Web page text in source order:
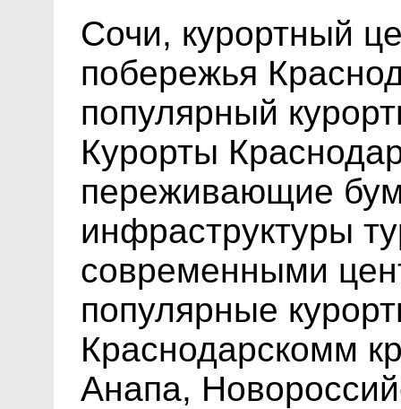
Сочи, курортный
побережья
популярный
Курорты
переживающие
инфраструктуры
современными
популярные
Краснодарскомм
Анапа,